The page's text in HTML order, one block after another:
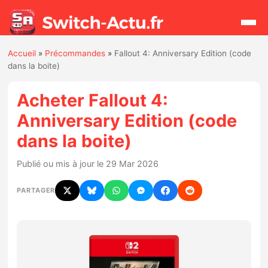
Actualités
Jeux
Hardware
Mises à jour
Chiffres de ventes
Accueil » Précommandes » Fallout 4: Anniversary Edition (code
dans la boite)
Acheter Fallout 4:
Anniversary Edition (code
dans la boite)
Publié ou mis à jour le 29 Mar 2026
PARTAGER